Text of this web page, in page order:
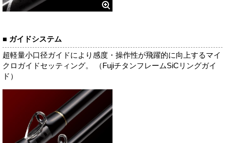
■ ガイドシステム
超軽量小口径ガイドにより感度・操作性が飛躍的に向上するマイ
クロガイドセッティング。 （FujiチタンフレームSiCリングガイ
ド）